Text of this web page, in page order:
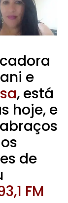
e
, está
hoje, e
de
FM